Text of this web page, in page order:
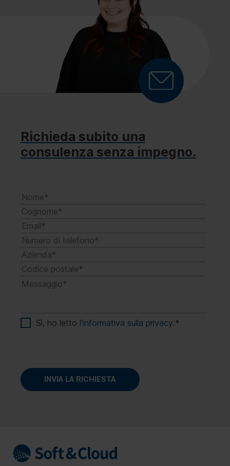
Richieda subito una
consulenza senza impegno.
Sì, ho letto l'informativa sulla privacy.*